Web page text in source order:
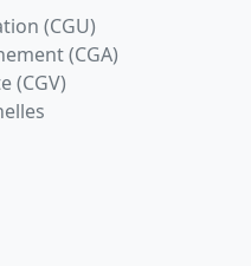
(CGU)
(CGA)
(CGV)